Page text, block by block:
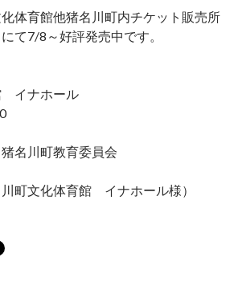
体育館他猪名川町内チケット販売所
て7/8～好評発売中です。
イナホール
名川町教育委員会
川町文化体育館 イナホール様）